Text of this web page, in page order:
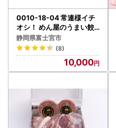
0010-18-04 常連様イチ
オシ！ めん屋のうまい餃
子と富士宮焼きそば2種 (
叶屋)
静岡県富士宮市
(8)
10,000